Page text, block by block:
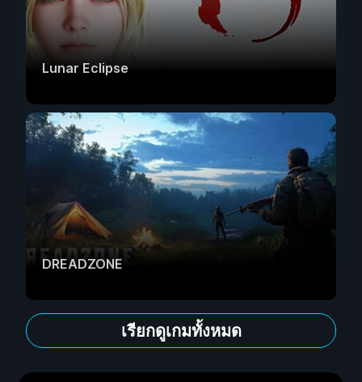
Lunar Eclipse
DREADZONE
เรียกดูเกมทั้งหมด